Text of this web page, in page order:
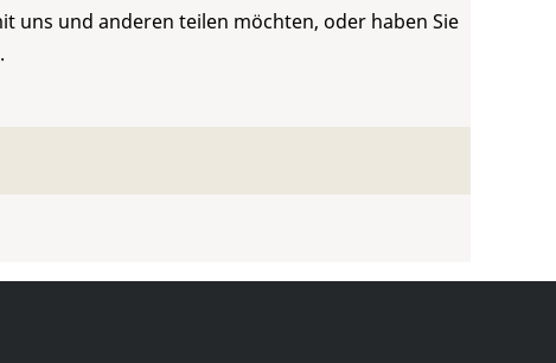
uns und anderen teilen möchten, oder haben Sie